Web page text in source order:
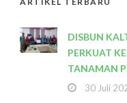
DISBUN
PERKUAT
TANAMAN
30 Juli